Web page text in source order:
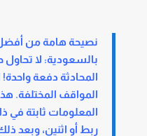
نصيحة هامة من
بالسعودية: لا
المحادثة دفعة
المواقف المختلفة.
المعلومات ثابتة في
ربط أو اثنين، وبعد